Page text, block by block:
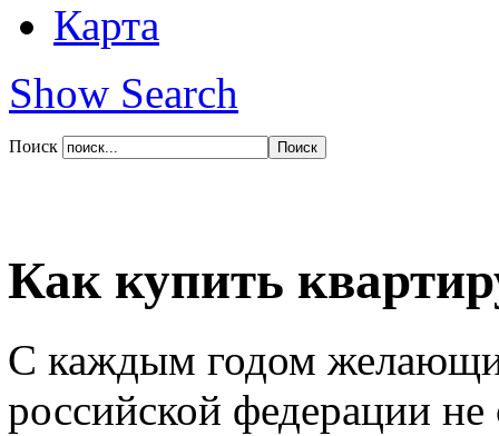
Карта
Show Search
Поиск
Как купить
С каждым годом
российской федерации